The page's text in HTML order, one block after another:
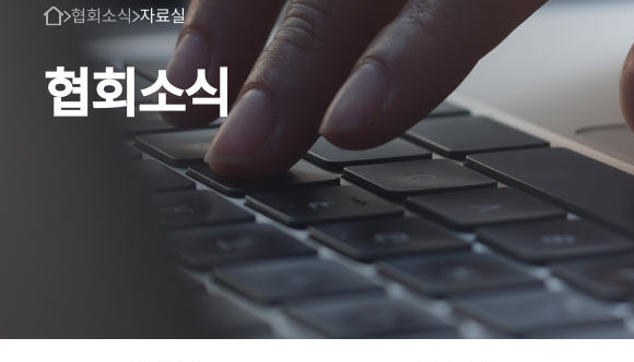
협회소식 자료실
협회소식